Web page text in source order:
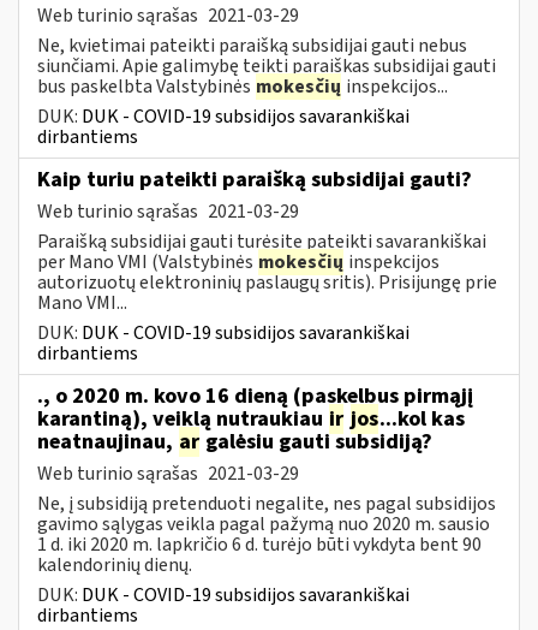
Web turinio sąrašas 2021-03-29
Ne, kvietimai pateikti paraišką subsidijai gauti nebus
siunčiami. Apie galimybę teikti paraiškas subsidijai gauti
bus paskelbta Valstybinės mokesčių inspekcijos...
DUK: DUK - COVID-19 subsidijos savarankiškai
dirbantiems
Kaip turiu pateikti paraišką subsidijai gauti?
Web turinio sąrašas 2021-03-29
Paraišką subsidijai gauti turėsite pateikti savarankiškai
per Mano VMI (Valstybinės mokesčių inspekcijos
autorizuotų elektroninių paslaugų sritis). Prisijungę prie
Mano VMI...
DUK: DUK - COVID-19 subsidijos savarankiškai
dirbantiems
., o 2020 m. kovo 16 dieną (paskelbus pirmąjį
karantiną), veiklą nutraukiau ir jos...kol kas
neatnaujinau, ar galėsiu gauti subsidiją?
Web turinio sąrašas 2021-03-29
Ne, į subsidiją pretenduoti negalite, nes pagal subsidijos
gavimo sąlygas veikla pagal pažymą nuo 2020 m. sausio
1 d. iki 2020 m. lapkričio 6 d. turėjo būti vykdyta bent 90
kalendorinių dienų.
DUK: DUK - COVID-19 subsidijos savarankiškai
dirbantiems